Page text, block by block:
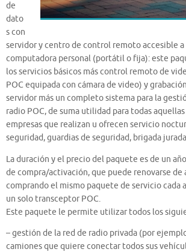
de
dato
s con
servidor y centro de control remoto accesible a
computadora personal (portátil o fija): este
los servicios básicos más control remoto de
POC equipada con cámara de video) y
servidor más un completo sistema para la
radio POC, de suma utilidad para todas
empresas que realizan u ofrecen servicio
seguridad, guardias de seguridad, brigada
La duración y el precio del paquete es de un
de compra/activación, que puede renovarse de
comprando el mismo paquete de servicio cada
un solo transceptor POC.
Este paquete le permite utilizar todos los
– gestión de la red de radio privada (por
camiones que quiere conectar todos sus